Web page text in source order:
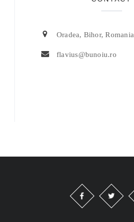
Oradea, Bihor, Romania
flavius@bunoiu.ro